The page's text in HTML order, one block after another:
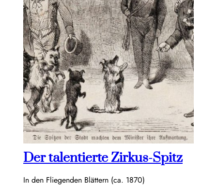
Der talentierte Zirkus-Spitz
In den Fliegenden Blättern (ca. 1870)